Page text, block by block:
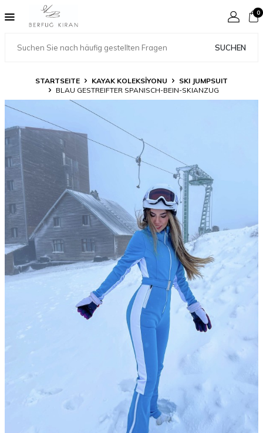
SUCHEN
0
STARTSEITE KAYAK KOLEKSİYONU
SKI JUMPSUIT
BLAU GESTREIFTER SPANISCH-BEIN-SKIANZUG